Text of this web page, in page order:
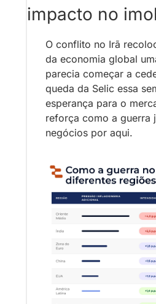
impacto no
O conflito no Irã
da economia global
parecia começar a
queda da Selic essa
esperança para o
reforça como a guerra
negócios por aqui.